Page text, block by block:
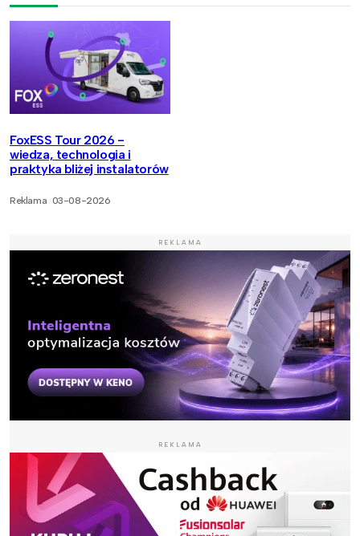
FoxESS Tour 2026 -
wiedza, technologia i
praktyka bliżej instalatorów
Reklama 03-08-2026
REKLAMA
REKLAMA